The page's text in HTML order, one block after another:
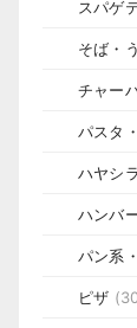
スパゲ
そば・
チャー
パスタ
ハヤシ
ハンバ
パン系
ピザ